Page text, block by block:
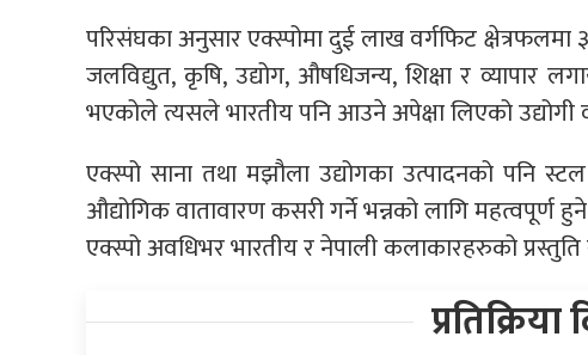
परिसंघका अनुसार एक्स्पोमा दुई लाख वर्गफिट क्षेत्रफलमा
जलविद्युत, कृषि, उद्योग, औषधिजन्य, शिक्षा र व्यापार
भएकोले त्यसले भारतीय पनि आउने अपेक्षा लिएको उद्योगी
एक्स्पो साना तथा मझौला उद्योगका उत्पादनको पनि
औद्योगिक वातावारण कसरी गर्ने भन्नको लागि महत्वपूर्ण
एक्स्पो अवधिभर भारतीय र नेपाली कलाकारहरुको